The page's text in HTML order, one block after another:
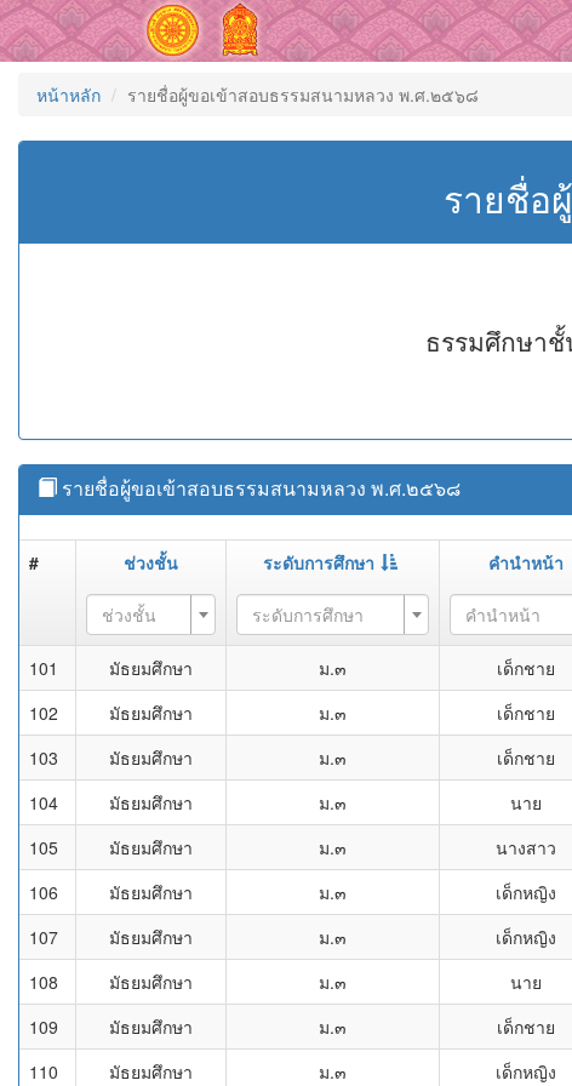
หน้าหลัก รายชื่อผู้ขอเข้าสอบธรรมสนามหลวง พ.ศ.๒๕๖๘
รายชื่อ
ธรรมศึกษาชั้
รายชื่อผู้ขอเข้าสอบธรรมสนามหลวง พ.ศ.๒๕๖๘
# ช่วงชั้น ระดับการศึกษา คำนำหน้า
ช่วงชั้น ระดับการศึกษา คำนำหน้า
101 มัธยมศึกษา ม.๓ เด็กชาย
102
มัธยมศึกษา ม.๓ เด็กชาย
103
มัธยมศึกษา ม.๓ เด็กชาย
104
มัธยมศึกษา ม.๓ นาย
105
มัธยมศึกษา ม.๓ นางสาว
106
มัธยมศึกษา ม.๓ เด็กหญิง
107
มัธยมศึกษา ม.๓ เด็กหญิง
108
มัธยมศึกษา ม.๓ นาย
109
มัธยมศึกษา ม.๓ เด็กชาย
110
มัธยมศึกษา ม.๓ เด็กหญิง